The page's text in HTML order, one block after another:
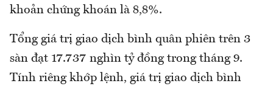
khoản chứng khoán là 8,8%.
Tổng giá trị giao dịch bình quân phiên trên 3
sàn đạt 17.737 nghìn tỷ đồng trong tháng 9.
Tính riêng khớp lệnh, giá trị giao dịch bình